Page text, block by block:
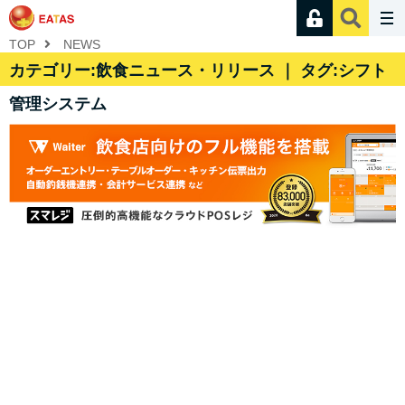
TOP NEWS
カテゴリー:飲食ニュース・リリース ｜ タグ:シフト
管理システム